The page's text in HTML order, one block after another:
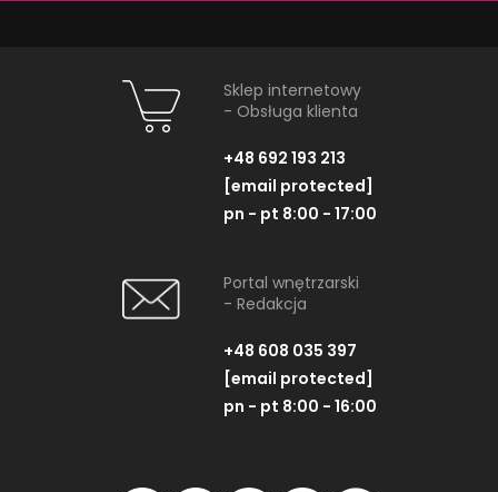
Sapphire Struktura
Płytka ścienna, 22,3x44,8 cm
ZOBACZ PRODUKT
Sklep internetowy
- Obsługa klienta
+48 692 193 213
[email protected]
pn - pt 8:00 - 17:00
Portal wnętrzarski
- Redakcja
+48 608 035 397
[email protected]
pn - pt 8:00 - 16:00